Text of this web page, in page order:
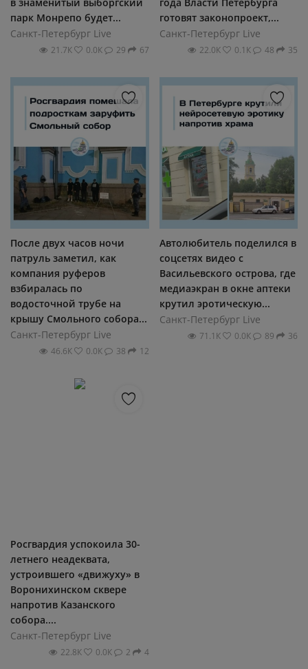
парк Монрепо будет...
Санкт-Петербург Live
21.7К 0.0К 29 67
готовят законопроект,...
Санкт-Петербург Live
22.0К 0.1К 48 35
После двух часов ночи
патруль заметил, как
компания руферов
взбиралась по
водосточной трубе на
крышу Смольного собора...
Санкт-Петербург Live
46.6К 0.0К 38 12
Автолюбитель поделился в
соцсетях видео с
Васильевского острова, где
медиаэкран в окне аптеки
крутил эротическую...
Санкт-Петербург Live
71.1К 0.0К 89 36
Росгвардия успокоила 30-
летнего неадеквата,
устроившего «движуху» в
Воронихинском сквере
напротив Казанского
собора....
Санкт-Петербург Live
22.8К 0.0К 2 4